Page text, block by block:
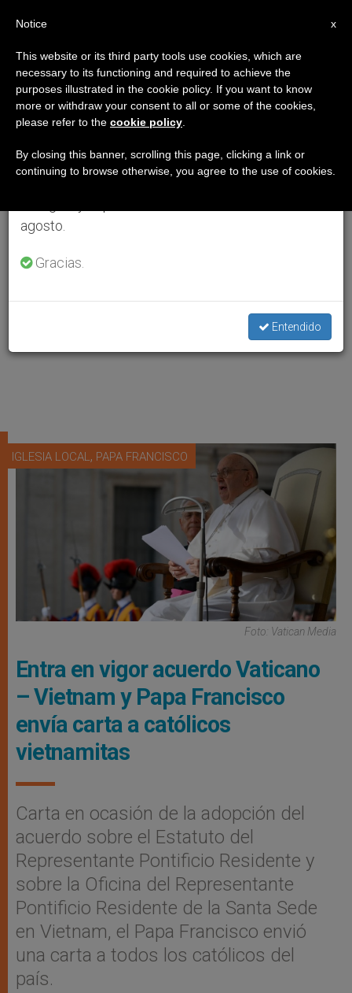
IGLESIA LOCAL, PAPA FRANCISCO
Foto: Vatican Media
Entra en vigor acuerdo Vaticano
– Vietnam y Papa Francisco
envía carta a católicos
vietnamitas
Carta en ocasión de la adopción del
acuerdo sobre el Estatuto del
Representante Pontificio Residente y
sobre la Oficina del Representante
Pontificio Residente de la Santa Sede
en Vietnam, el Papa Francisco envió
una carta a todos los católicos del
país.
×
Aviso importante
Del 27 de julio al 7 de agosto haremos la pausa
anual, aprovechando que en el periodo de verano
se generan menos informaciones y también el
agosto.
Gracias.
Entendido
x
Notice
This website or its third party tools use cookies, which are
necessary to its functioning and required to achieve the
purposes illustrated in the cookie policy. If you want to know
more or withdraw your consent to all or some of the cookies,
please refer to the cookie policy
By closing this banner, scrolling this page, clicking a link or
continuing to browse otherwise, you agree to the use of cookies.